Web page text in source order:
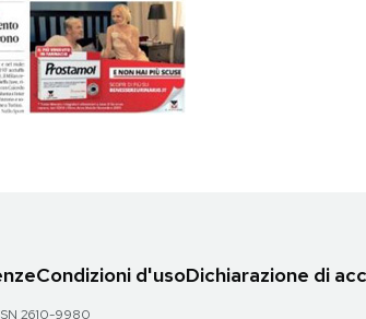
Condizioni d'usoDichiarazione di
2610-9980